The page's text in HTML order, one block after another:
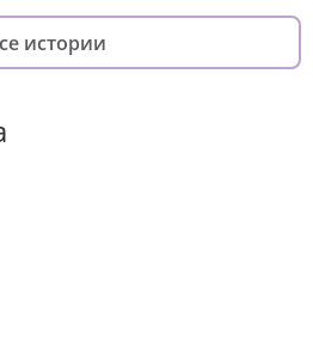
истории